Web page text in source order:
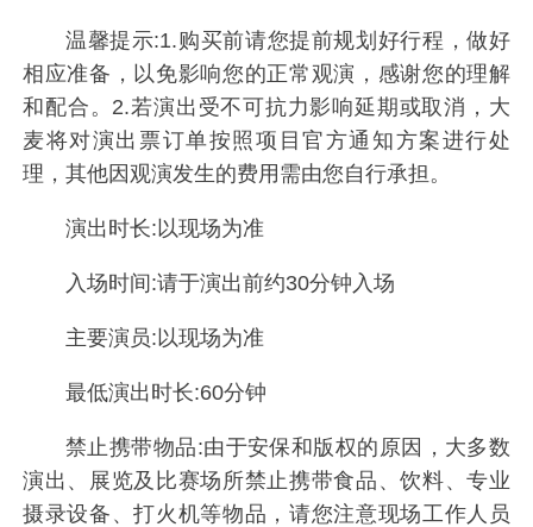
温馨提示:1.购买前请您提前规划好行程，做好
相应准备，以免影响您的正常观演，感谢您的理解
和配合。2.若演出受不可抗力影响延期或取消，大
麦将对演出票订单按照项目官方通知方案进行处
理，其他因观演发生的费用需由您自行承担。
演出时长:以现场为准
入场时间:请于演出前约30分钟入场
主要演员:以现场为准
最低演出时长:60分钟
禁止携带物品:由于安保和版权的原因，大多数
演出、展览及比赛场所禁止携带食品、饮料、专业
摄录设备、打火机等物品，请您注意现场工作人员